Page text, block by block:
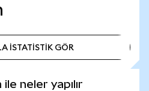
İSTATİSTİK GÖR
neler yapılır